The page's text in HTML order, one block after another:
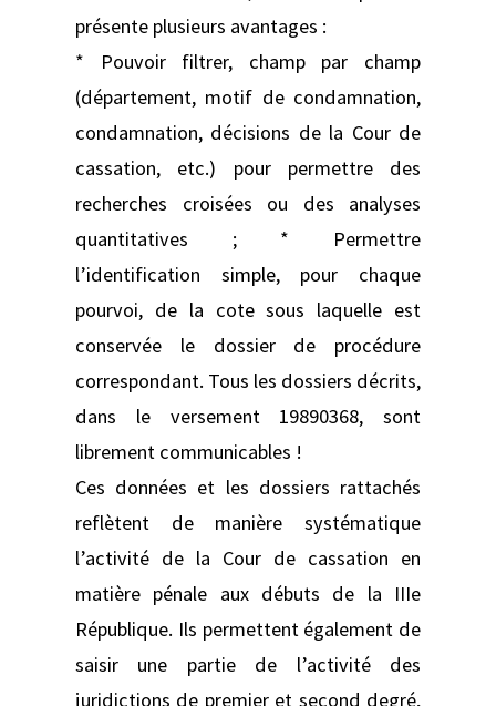
présente plusieurs avantages :
* Pouvoir filtrer, champ par champ
(département, motif de condamnation,
condamnation, décisions de la Cour de
cassation, etc.) pour permettre des
recherches croisées ou des analyses
quantitatives ; * Permettre
l’identification simple, pour chaque
pourvoi, de la cote sous laquelle est
conservée le dossier de procédure
correspondant. Tous les dossiers décrits,
dans le versement 19890368, sont
librement communicables !
Ces données et les dossiers rattachés
reflètent de manière systématique
l’activité de la Cour de cassation en
matière pénale aux débuts de la IIIe
République. Ils permettent également de
saisir une partie de l’activité des
juridictions de premier et second degré,